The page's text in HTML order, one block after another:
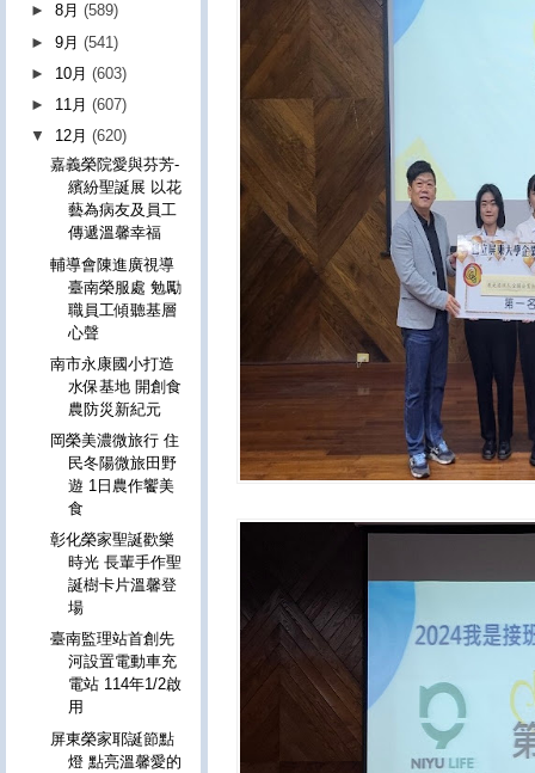
►8月(589)
►9月(541)
► 10月(603)
► 11月(607)
▼ 12月(620)
嘉義榮院愛與芬芳-
繽紛聖誕展 以花
藝為病友及員工
傳遞溫馨幸福
輔導會陳進廣視導
臺南榮服處 勉勵
職員工傾聽基層
心聲
南市永康國小打造
水保基地 開創食
農防災新紀元
岡榮美濃微旅行 住
民冬陽微旅田野
遊 1日農作饗美
食
彰化榮家聖誕歡樂
時光 長輩手作聖
誕樹卡片溫馨登
場
臺南監理站首創先
河設置電動車充
電站 114年1/2啟
用
屏東榮家耶誕節點
燈 點亮溫馨愛的